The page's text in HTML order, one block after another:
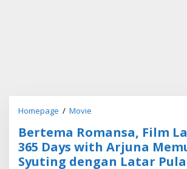
Homepage / Movie
r
t
e
m
Bertema Romansa, Film
365 Days with Arjuna
Syuting dengan Latar